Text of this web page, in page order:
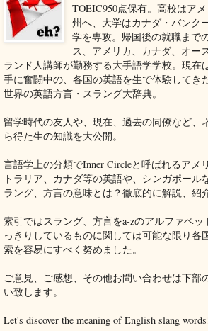
TOEIC950点保有。高校はア
州へ、大学はカナダ・バンク
学を専攻。帰国後の就職まで
ス、アメリカ、カナダ、オー
ランド人講師が勤務する大手語学学校。現在
手に奮闘中の、各国の英語を生で体験してき
世界の英語方言・スラング大辞典。
留学時代の友人や、現在、過去の同僚など、
ら得た生の知識を大公開。
言語学上の分類でInner Circleと呼ばれるアメ
トラリア、カナダ等の英語や、シンガポール
ラング、方言の意味とは？徹底的に解説、紹
索引ではスラング、方言をa-zのアルファベ
っきりしているものに関しては可能な限り各
索を容易にすべく努めました。
ご意見、ご感想、その他お問い合わせは下部
い致します。
Let's discover the meaning of English slang